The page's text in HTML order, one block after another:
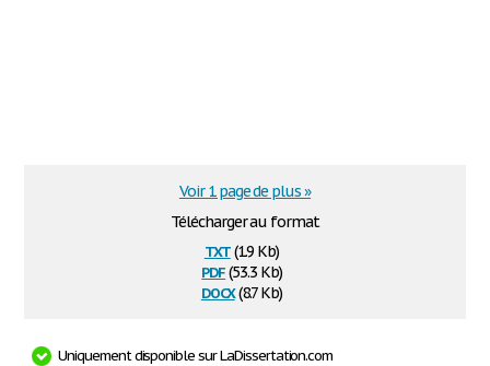
Télécharger au format
txt(1.9 Kb)
pdf(53.3 Kb)
docx(8.7 Kb)
Voir 1 page de plus »
Uniquement disponible sur LaDissertation.com